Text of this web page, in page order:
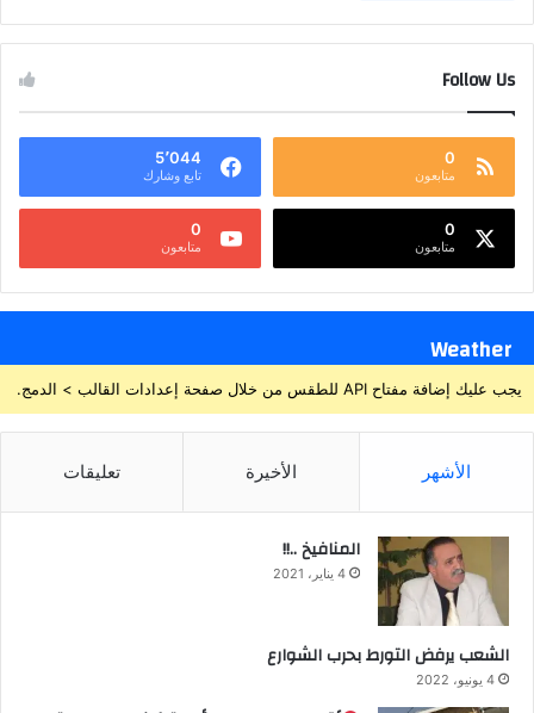
Follow Us
0
متابعون
5٬044
تابع وشارك
0
متابعون
0
متابعون
Weather
يجب عليك إضافة مفتاح API للطقس من خلال صفحة إعدادات القالب > الدمج.
الأشهر الأخيرة تعليقات
المنافيخ ..!!
4 يناير، 2021
الشعب يرفض التورط بحرب الشوارع
4 يونيو، 2022